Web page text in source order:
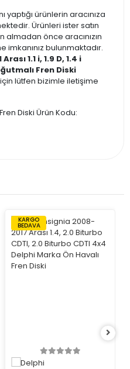
yaptığı ürünlerin aracınıza
Ürünleri ister satın
almadan önce aracınızın
imkanınız bulunmaktadır.
1.1 i, 1.9 D, 1.4 i
Fren Diski
lütfen bizimle iletişime
Diski Ürün Kodu:
KARGO
BEDAVA